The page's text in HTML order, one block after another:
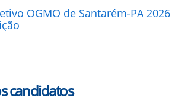
OGMO de Santarém-PA 2026
candidatos